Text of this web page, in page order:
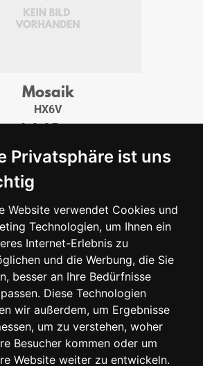
Privatsphäre ist uns
Website verwendet Cookies und
Technologien, um Ihnen ein
Internet-Erlebnis zu
und die Werbung, die Sie
besser an Ihre Bedürfnisse
Diese Technologien
wir außerdem, um Ergebnisse
um zu verstehen, woher
Besucher kommen oder um
Website weiter zu entwickeln.
Mosaik
HX6V
3x3x0,7 cm
Charge, Brand, Formate und weitere Einflüsse
der Abbildung abweichen.